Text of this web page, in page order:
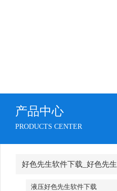
产品中心
PRODUCTS CENTER
好色先生软件下载_好色先生
软件下载厂家
液压好色先生软件下载